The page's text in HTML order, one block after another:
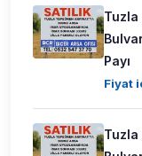
Tuzla
Payı
Fiyat
Tuzla